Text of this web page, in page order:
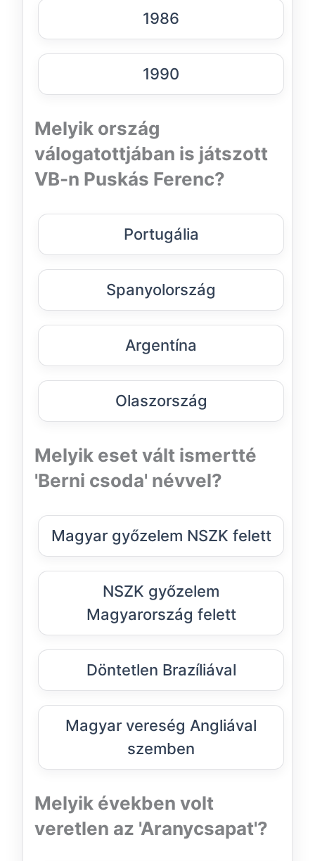
1986
1990
Melyik ország
válogatottjában is játszott
VB-n Puskás Ferenc?
Portugália
Spanyolország
Argentína
Olaszország
Melyik eset vált ismertté
'Berni csoda' névvel?
Magyar győzelem NSZK felett
NSZK győzelem
Magyarország felett
Döntetlen Brazíliával
Magyar vereség Angliával
szemben
Melyik években volt
veretlen az 'Aranycsapat'?